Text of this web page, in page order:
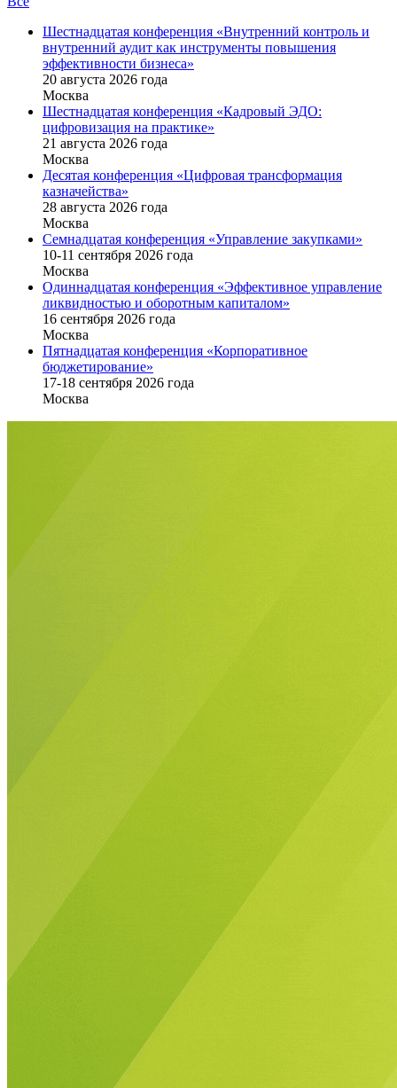
Шестнадцатая конференция «Внутренний контроль и
внутренний аудит как инструменты повышения
эффективности бизнеса»
20 августа 2026 года
Москва
Шестнадцатая конференция «Кадровый ЭДО:
цифровизация на практике»
21 августа 2026 года
Москва
Десятая конференция «Цифровая трансформация
казначейства»
28 августа 2026 года
Москва
Семнадцатая конференция «Управление закупками»
10-11 сентября 2026 года
Москва
Одиннадцатая конференция «Эффективное управление
ликвидностью и оборотным капиталом»
16 cентября 2026 года
Москва
Пятнадцатая конференция «Корпоративное
бюджетирование»
17-18 сентября 2026 года
Москва